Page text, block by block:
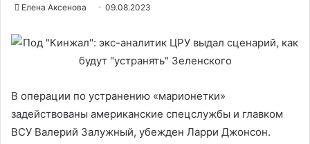
Елена Аксенова 09.08.2023
В операции по устранению «марионетки»
задействованы американские спецслужбы и главком
ВСУ Валерий Залужный, убежден Ларри Джонсон.